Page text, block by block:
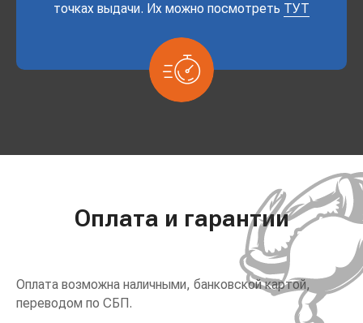
точках выдачи. Их можно посмотреть ТУТ
Оплата и гарантии
Оплата возможна наличными, банковской картой,
переводом по СБП.